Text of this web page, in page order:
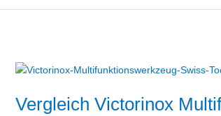
&
Vergleich Victorinox